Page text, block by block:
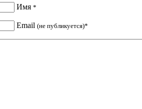
Имя *
Email (не публикуется)*